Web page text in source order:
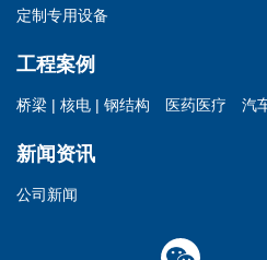
定制专用设备
工程案例
桥梁 | 核电 | 钢结构 医药医疗 汽
新闻资讯
公司新闻